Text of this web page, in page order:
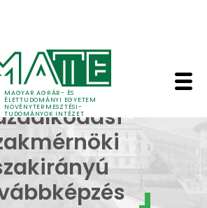
MAGYAR AGRÁR- ÉS
ÉLETTUDOMÁNYI EGYETEM
NÖVÉNYTERMESZTÉSI-
TUDOMÁNYOK INTÉZET